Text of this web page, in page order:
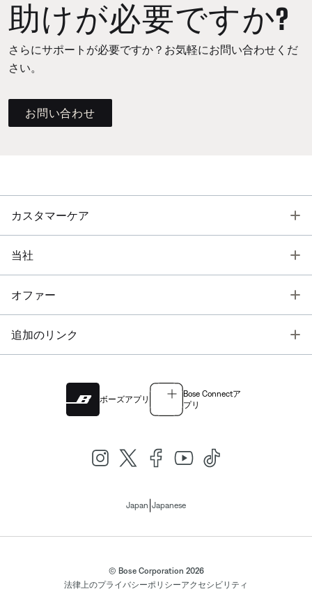
助けが必要ですか?
さらにサポートが必要ですか？お気軽にお問い合わせくだ
さい。
お問い合わせ
カスタマーケア
当社
オファー
追加のリンク
ボーズアプリ
Bose Connectア
プリ
Japan Japanese
© Bose Corporation 2026
法律上のプライバシーポリシーアクセシビリティ